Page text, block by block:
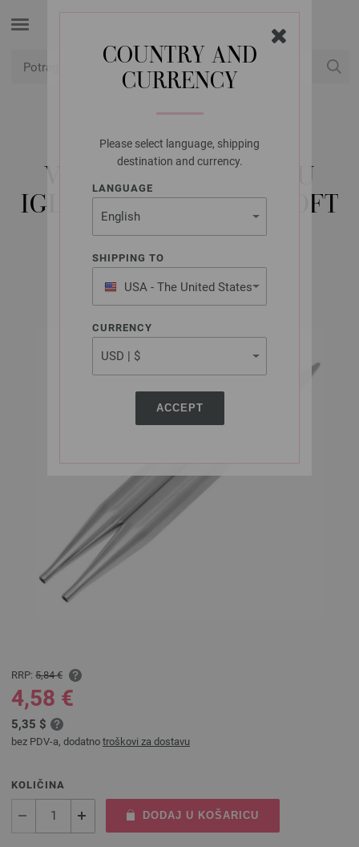
COUNTRY AND
CURRENCY
Please select language, shipping
destination and currency.
LANGUAGE
SHIPPING TO
USA - The United States
of America
CURRENCY
ACCEPT
LANA GROSSA
VRHOVI ZA OKRUGLU
IGLU VARIO MESING SOFT
TIP 10,0
RRP: 5,84 €
4,58 €
5,35 $
bez PDV-a, dodatno troškovi za dostavu
KOLIČINA
DODAJ U KOŠARICU